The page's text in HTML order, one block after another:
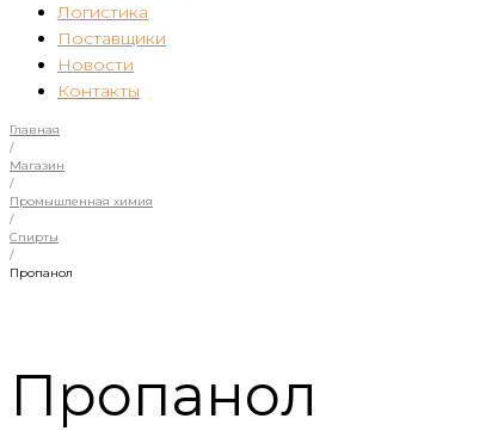
Логистика
Поставщики
Новости
Контакты
Главная
/
Магазин
/
Промышленная химия
/
Спирты
/
Пропанол
Пропанол